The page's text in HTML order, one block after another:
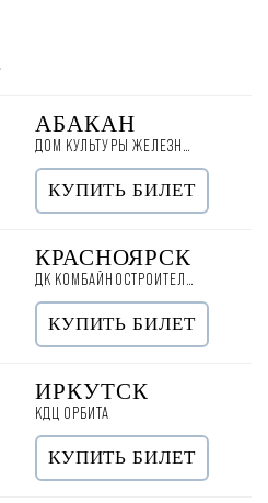
АБАКАН
ДОМ КУЛЬТУРЫ ЖЕЛЕЗНОДОРОЖНИКОВ
КУПИТЬ БИЛЕТ
КРАСНОЯРСК
ДК КОМБАЙНОСТРОИТЕЛЕЙ
КУПИТЬ БИЛЕТ
ИРКУТСК
КДЦ ОРБИТА
КУПИТЬ БИЛЕТ